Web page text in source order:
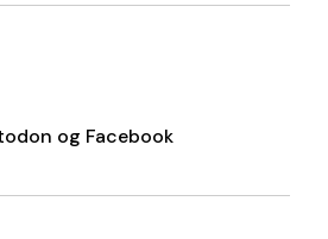
og Facebook